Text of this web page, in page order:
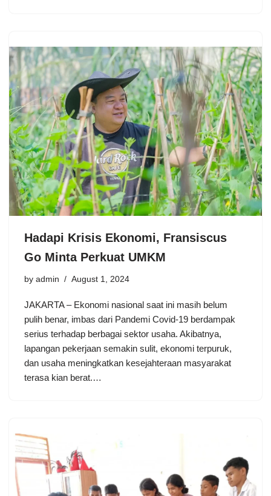
Hadapi Krisis Ekonomi, Fransiscus
Go Minta Perkuat UMKM
by admin August 1, 2024
JAKARTA – Ekonomi nasional saat ini masih belum
pulih benar, imbas dari Pandemi Covid-19 berdampak
serius terhadap berbagai sektor usaha. Akibatnya,
lapangan pekerjaan semakin sulit, ekonomi terpuruk,
dan usaha meningkatkan kesejahteraan masyarakat
terasa kian berat.…